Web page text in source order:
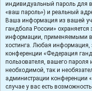
индивидуальный пароль для
«ваш пароль») и реальный
Ваша информация из вашей
гандбола России»
информации, применяемыми в
хостинга. Любая информация,
конференции «Федерация
пользователя, вашего пароля
необходимой, так и
администрации конференции
случае у вас есть